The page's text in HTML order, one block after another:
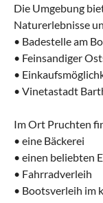
Die Umgebung
Naturerlebnisse
• Badestelle am
• Feinsandiger
•
• Vinetastadt
Im Ort Pruchten
• eine Bäckerei
• einen beliebten
• Fahrradverleih
• Bootsverleih im